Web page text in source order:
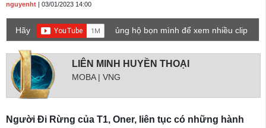
nguyenht | 03/01/2023 14:00
Hãy
ủng hộ bọn mình để xem nhiều clip
LIÊN MINH HUYỀN THOẠI
MOBA | VNG
Người Đi Rừng của T1, Oner, liên tục có những hành